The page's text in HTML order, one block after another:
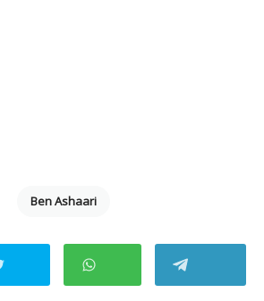
Ben Ashaari